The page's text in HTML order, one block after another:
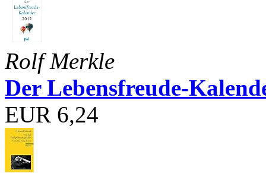
Rolf Merkle
Der Lebensfreude-
EUR 6,24